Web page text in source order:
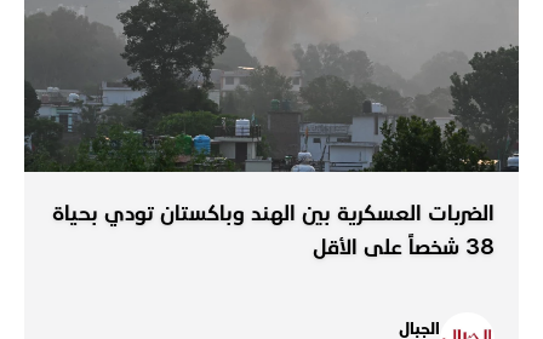
الضربات العسكرية بين الهند وباكستان تودي بحياة
38 شخصاً على الأقل
الجبال